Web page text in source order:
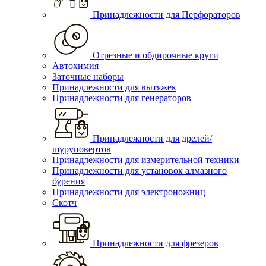
Принадлежности для Перфораторов
Отрезные и обдирочные круги
Автохимия
Заточные наборы
Принадлежности для вытяжек
Принадлежности для генераторов
Принадлежности для дрелей/
шуруповертов
Принадлежности для измерительной техники
Принадлежности для установок алмазного
бурения
Принадлежности для электроножниц
Скотч
Принадлежности для фрезеров